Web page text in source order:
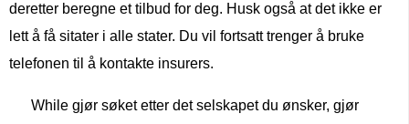
deretter beregne et tilbud for deg. Husk også at det ikke er
lett å få sitater i alle stater. Du vil fortsatt trenger å bruke
telefonen til å kontakte insurers.
While gjør søket etter det selskapet du ønsker, gjør